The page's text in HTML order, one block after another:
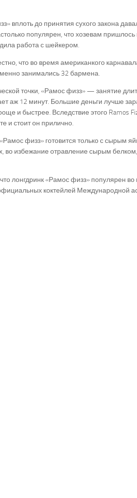
вплоть до принятия сухого закона
популярен, что хозевам
работа с шейкером.
что во время американкого
занимались 32 бармена.
точки, «Рамос физз» — занятие
аж 12 минут. Большие деньги лучше
и быстрее. Вследствие этого Ramos
и стоит он прилично.
физз» готовится только с сырым
во избежание отравление сырым
лонгдринк «Рамос физз» популярен
коктейлей Международной